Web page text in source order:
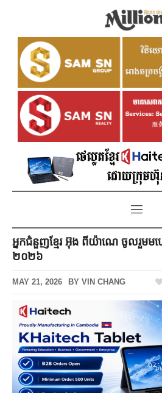
អ្នកជំនួញខ្មែរ អ៊ុង ពីយ៉ាណេ ចូលរួមម
២០២៦
MAY 21, 2026 BY VIN CHANG